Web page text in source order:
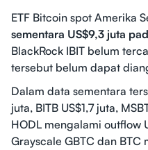
ETF Bitcoin spot Amerika
sementara US$9,3 juta
BlackRock IBIT belum
tersebut belum dapat
Dalam data sementara
juta, BITB US$1,7 juta,
HODL mengalami outflow
Grayscale GBTC dan